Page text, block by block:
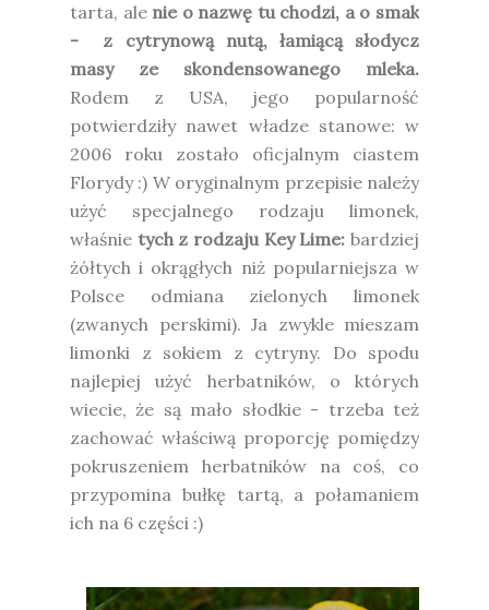
tarta, ale nie o nazwę tu chodzi, a o smak
- z cytrynową nutą, łamiącą słodycz
masy ze skondensowanego mleka.
Rodem z USA, jego popularność
potwierdziły nawet władze stanowe: w
2006 roku zostało oficjalnym ciastem
Florydy :) W oryginalnym przepisie należy
użyć specjalnego rodzaju limonek,
właśnie tych z rodzaju Key Lime: bardziej
żółtych i okrągłych niż popularniejsza w
Polsce odmiana zielonych limonek
(zwanych perskimi). Ja zwykle mieszam
limonki z sokiem z cytryny. Do spodu
najlepiej użyć herbatników, o których
wiecie, że są mało słodkie - trzeba też
zachować właściwą proporcję pomiędzy
pokruszeniem herbatników na coś, co
przypomina bułkę tartą, a połamaniem
ich na 6 części :)